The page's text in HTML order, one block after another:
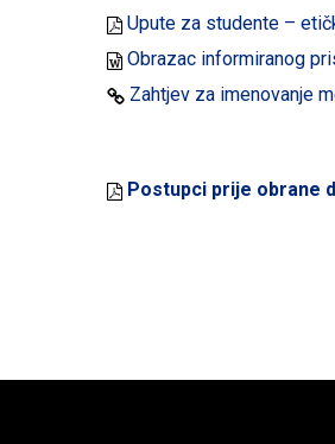
Upute za studente –
Obrazac informiranog
Zahtjev za imenovanje
Postupci prije obrane